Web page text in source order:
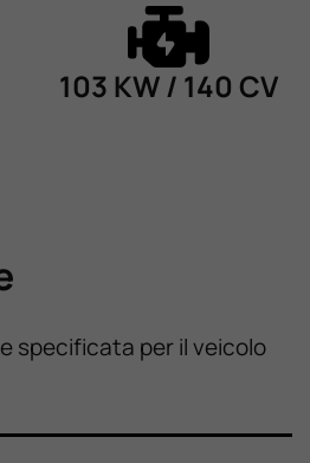
103 KW / 140 CV
specificata per il veicolo